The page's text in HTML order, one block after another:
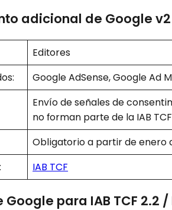
adicional de Google v2
Editores
Google AdSense, Google Ad
Envío de señales de
no forman parte de la IAB TCF
Obligatorio a partir de enero
IAB TCF
Google para IAB TCF